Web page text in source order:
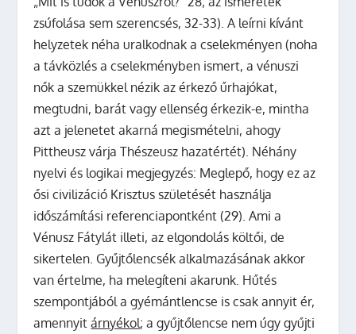
zsúfolása sem szerencsés, 32-33). A leírni kívánt
helyzetek néha uralkodnak a cselekményen (noha
a távközlés a cselekményben ismert, a vénuszi
nők a szemükkel nézik az érkező űrhajókat,
megtudni, barát vagy ellenség érkezik-e, mintha
azt a jelenetet akarná megismételni, ahogy
Pittheusz várja Thészeusz hazatértét). Néhány
nyelvi és logikai megjegyzés: Meglepő, hogy ez az
ősi civilizáció Krisztus születését használja
időszámítási referenciapontként (29). Ami a
Vénusz Fátylát illeti, az elgondolás költői, de
sikertelen. Gyűjtőlencsék alkalmazásának akkor
van értelme, ha melegíteni akarunk. Hűtés
szempontjából a gyémántlencse is csak annyit ér,
amennyitárnyékol; a gyűjtőlencse nem úgy gyűjti